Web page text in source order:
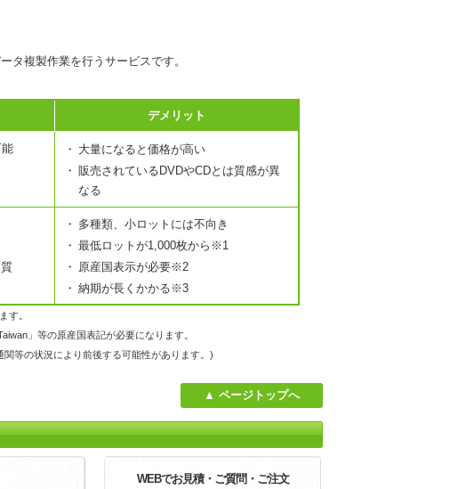
タ複製作業を行うサービスです。
デメリット
大量になると価格が高い
販売されているDVDやCDとは質感が異
なる
多種類、小ロットには不向き
最低ロットが1,000枚から※1
原産国表示が必要※2
納期が長くかかる※3
す。
」等の原産国表記が必要になります。
等の状況により前後する可能性があります。)
ページトップへ
WEBでお見積・ ご質問・ご注文